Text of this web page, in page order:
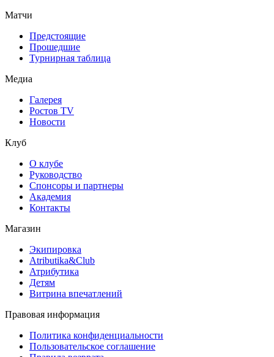
Матчи
Предстоящие
Прошедшие
Турнирная таблица
Медиа
Галерея
Ростов TV
Новости
Клуб
О клубе
Руководство
Спонсоры и партнеры
Академия
Контакты
Магазин
Экипировка
Atributika&Club
Атрибутика
Детям
Витрина впечатлений
Правовая информация
Политика конфиденциальности
Пользовательское соглашение